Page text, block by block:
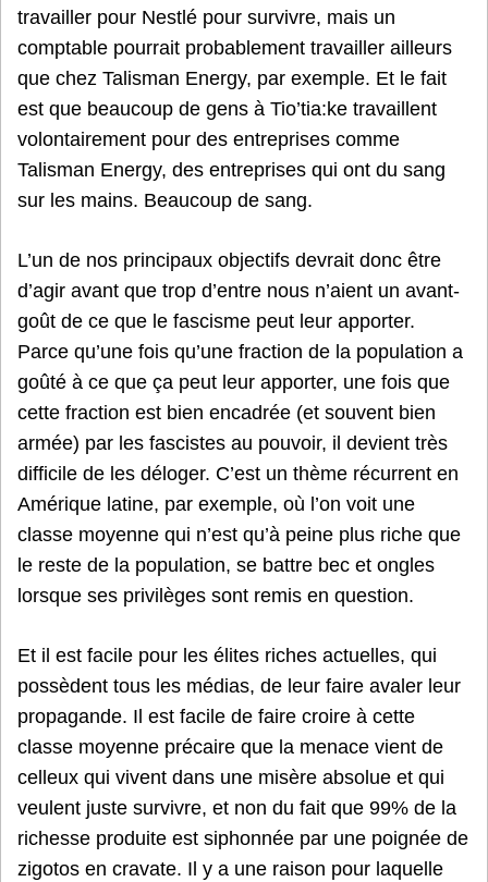
travailler pour Nestlé pour survivre, mais un
comptable pourrait probablement travailler ailleurs
que chez Talisman Energy, par exemple. Et le fait
est que beaucoup de gens à Tio’tia:ke travaillent
volontairement pour des entreprises comme
Talisman Energy, des entreprises qui ont du sang
sur les mains. Beaucoup de sang.
L’un de nos principaux objectifs devrait donc être
d’agir avant que trop d’entre nous n’aient un avant-
goût de ce que le fascisme peut leur apporter.
Parce qu’une fois qu’une fraction de la population a
goûté à ce que ça peut leur apporter, une fois que
cette fraction est bien encadrée (et souvent bien
armée) par les fascistes au pouvoir, il devient très
difficile de les déloger. C’est un thème récurrent en
Amérique latine, par exemple, où l’on voit une
classe moyenne qui n’est qu’à peine plus riche que
le reste de la population, se battre bec et ongles
lorsque ses privilèges sont remis en question.
Et il est facile pour les élites riches actuelles, qui
possèdent tous les médias, de leur faire avaler leur
propagande. Il est facile de faire croire à cette
classe moyenne précaire que la menace vient de
celleux qui vivent dans une misère absolue et qui
veulent juste survivre, et non du fait que 99% de la
richesse produite est siphonnée par une poignée de
zigotos en cravate. Il y a une raison pour laquelle